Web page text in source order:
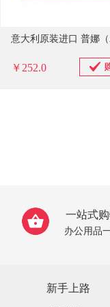
￥252.0
一站式
办公用品
新手上路